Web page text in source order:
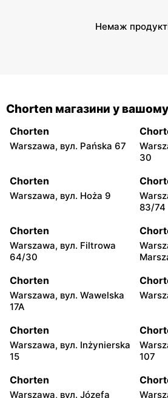
Немаж
Chorten магазини у вашому
Chorten
Warszawa, вул. Pańska 67
30
Chorten
Warszawa, вул. Hoża 9
83/74
Chorten
Warszawa, вул. Filtrowa
64/30
Chorten
Warszawa, вул. Wawelska
17A
Chorten
Warszawa, вул. Inżynierska
15
107
Chorten
Warszawa, вул. Józefa